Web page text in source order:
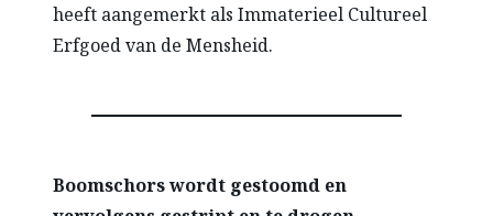
heeft aangemerkt als Immaterieel Cultureel
Erfgoed van de Mensheid.
Boomschors wordt gestoomd en